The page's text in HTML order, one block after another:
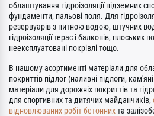
облаштування гідроізоляції підземних
фундаменти, пальові поля. Для
резервуарів з питною водою, штучних
гідроізоляції терас і балконів, плоських
неексплуатовані покрівлі тощо.
В нашому асортименті матеріали для
покриттів підлог (наливні підлоги,
матеріали для дорожніх покриттів та
для спортивних та дитячих майданчиків,
відновлюваних робіт бетоннихта